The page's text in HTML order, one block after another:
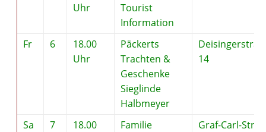
Uhr
Tourist
Information
Fr 6
18.00
Uhr
Päckerts
Trachten &
Geschenke
Sieglinde
Halbmeyer
14
Sa 7
18.00
Familie
Graf-Carl-